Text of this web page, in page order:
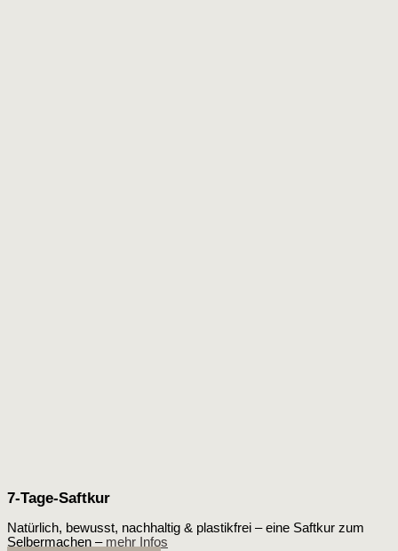
7-Tage-Saftkur
Natürlich, bewusst, nachhaltig & plastikfrei – eine Saftkur zum
Selbermachen – mehr Infos